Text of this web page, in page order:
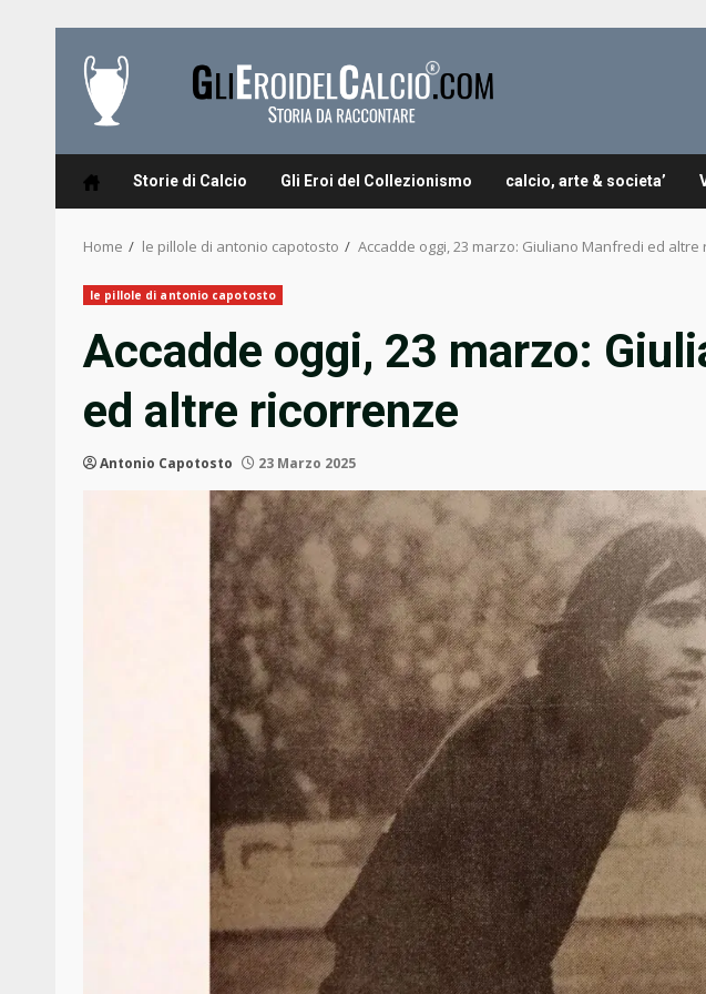
content
Storie di Calcio Gli Eroi del Collezionismo calcio, arte & societa’
Home le pillole di antonio capotosto Accadde oggi, 23 marzo: Giuliano Manfredi ed altre
le pillole di antonio capotosto
Accadde oggi, 23 marzo:
ed altre ricorrenze
Antonio Capotosto 23 Marzo 2025